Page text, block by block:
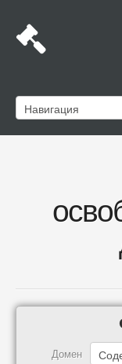
Домен